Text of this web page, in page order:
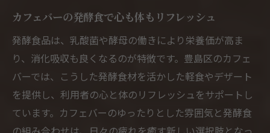
カフェバーの発酵食で心も体もリフレッシュ
発酵食品は、乳酸菌や酵母の働きにより栄養価が高ま
り、消化吸収も良くなるのが特徴です。豊島区のカフェ
バーでは、こうした発酵食材を活かした軽食やデザート
を提供し、利用者の心と体のリフレッシュをサポートし
ています。カフェバーのゆったりとした雰囲気と発酵食